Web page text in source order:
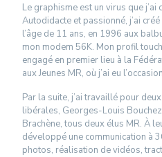
Le graphisme est un virus que j’ai
Autodidacte et passionné, j’ai
l’âge de 11 ans, en 1996 aux
mon modem 56K. Mon profil
engagé en premier lieu à la
aux Jeunes MR, où j’ai eu
Par la suite, j’ai travaillé pour
libérales, Georges-Louis
Brachène, tous deux élus MR. À
développé une communication à
photos, réalisation de vidéos,